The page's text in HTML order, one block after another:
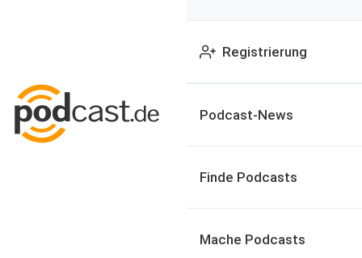
Registrierung
Podcast-News
Finde Podcasts
Mache Podcasts